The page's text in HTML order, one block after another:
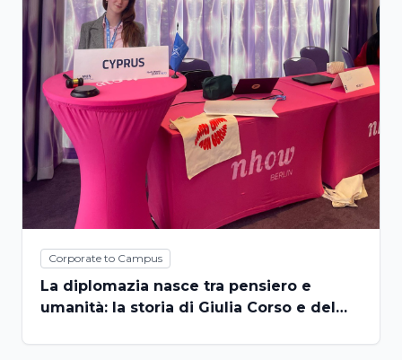
Corporate to Campus
La diplomazia nasce tra pensiero e
umanità: la storia di Giulia Corso e del